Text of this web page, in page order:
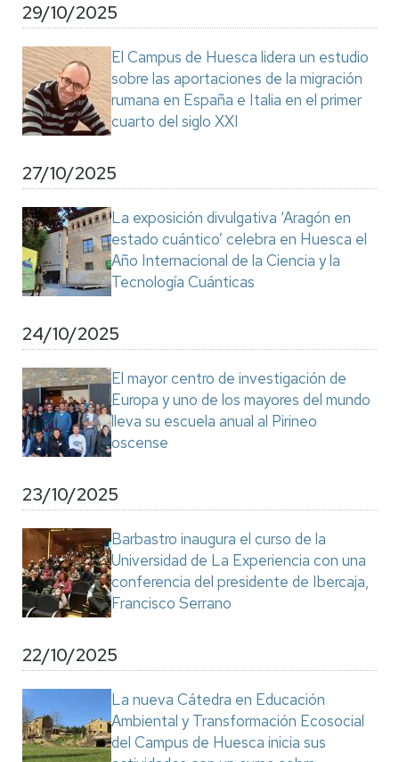
29/10/2025
El Campus de Huesca lidera un estudio
sobre las aportaciones de la migración
rumana en España e Italia en el primer
cuarto del siglo XXI
27/10/2025
La exposición divulgativa ‘Aragón en
estado cuántico’ celebra en Huesca el
Año Internacional de la Ciencia y la
Tecnología Cuánticas
24/10/2025
El mayor centro de investigación de
Europa y uno de los mayores del mundo
lleva su escuela anual al Pirineo
oscense
23/10/2025
Barbastro inaugura el curso de la
Universidad de La Experiencia con una
conferencia del presidente de Ibercaja,
Francisco Serrano
22/10/2025
La nueva Cátedra en Educación
Ambiental y Transformación Ecosocial
del Campus de Huesca inicia sus